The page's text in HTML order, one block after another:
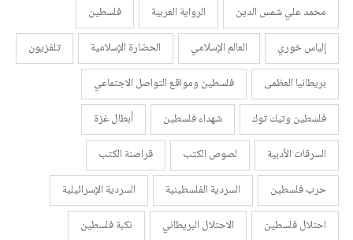
محمد علي شمس الدين
الرواية العربية
فلسطين
إلياس خوري
العالم الإسلامي الحضارة الإسلامية
تلفزيون
بريطانيا العظمى
فلسطين ومواقع التواصل الاجتماعي
فلسطين وتيك توك
شهداء فلسطين
أبطال غزة
السرقات الأدبية
لصوص الكتب
قراصنة الكتب
حرب فلسطين
السردية الفلسطينية
السردية الإسرائيلية
احتلال فلسطين
الاحتلال البريطاني
نكبة فلسطين